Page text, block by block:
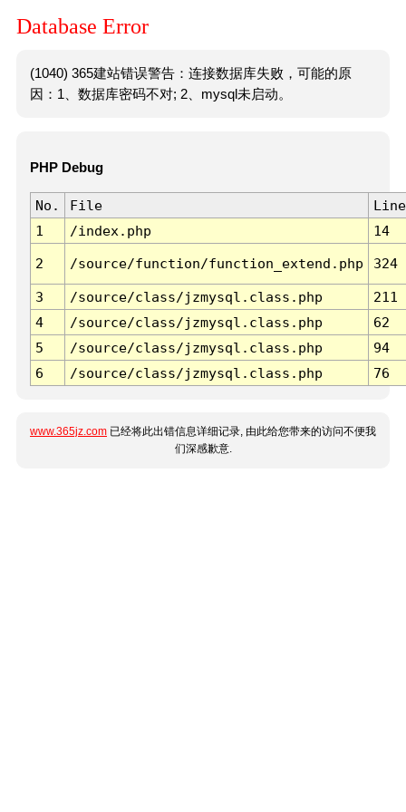
Database Error
(1040) 365建站错误警告：连接数据库失败，可能的原
因：1、数据库密码不对; 2、mysql未启动。
PHP Debug
No. File
Line
1
/index.php 14
2 /source/function/function_extend.php 324
3 /source/class/jzmysql.class.php
211
4
/source/class/jzmysql.class.php
62
5
/source/class/jzmysql.class.php
94
6
/source/class/jzmysql.class.php 76
www.365jz.com 已经将此出错信息详细记录, 由此给您带来的访问不便我
们深感歉意.